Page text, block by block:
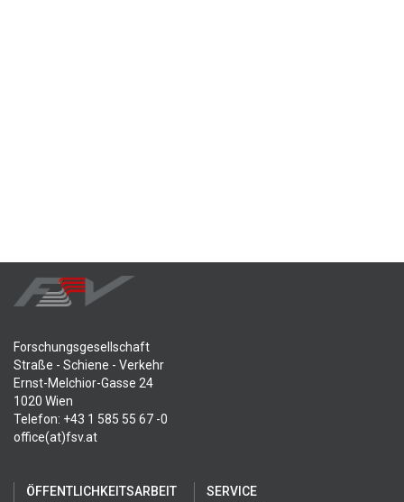
Forschungsgesellschaft
Straße - Schiene - Verkehr
Ernst-Melchior-Gasse 24
1020 Wien
Telefon: +43 1 585 55 67 -0
office(at)fsv.at
ÖFFENTLICHKEITSARBEIT
SERVICE